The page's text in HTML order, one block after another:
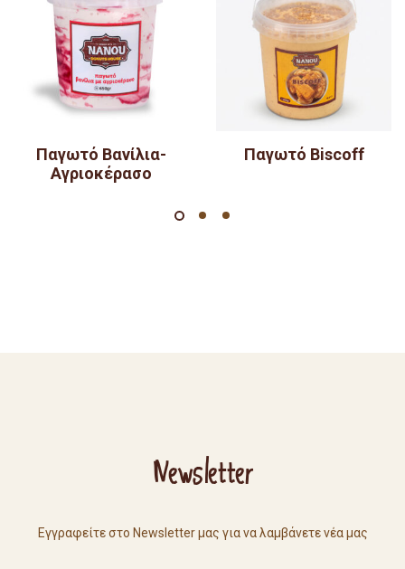
Παγωτό Βανίλια-
Αγριοκέρασο
Παγωτό Biscoff
Newsletter
Εγγραφείτε στο Newsletter μας για να λαμβάνετε νέα μας